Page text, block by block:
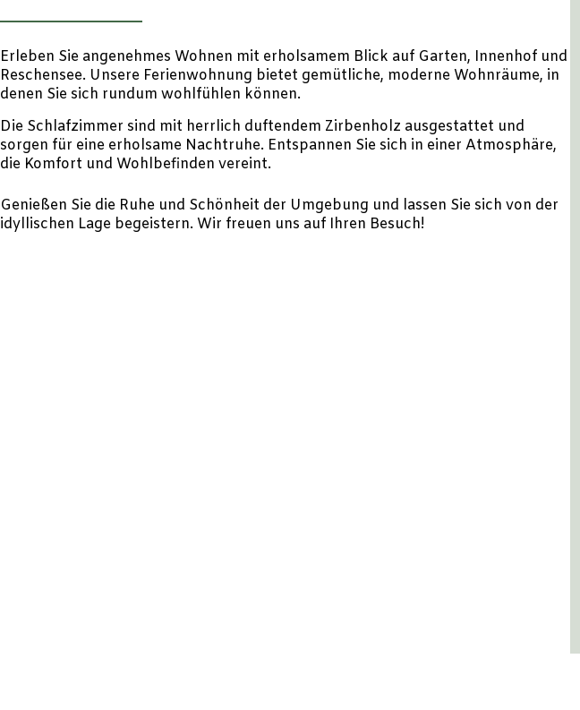
Erleben Sie angenehmes Wohnen mit erholsamem Blick auf Garten, Innenhof und
Reschensee. Unsere Ferienwohnung bietet gemütliche, moderne Wohnräume, in
denen Sie sich rundum wohlfühlen können.
Die Schlafzimmer sind mit herrlich duftendem Zirbenholz ausgestattet und
sorgen für eine erholsame Nachtruhe. Entspannen Sie sich in einer Atmosphäre,
die Komfort und Wohlbefinden vereint.
Genießen Sie die Ruhe und Schönheit der Umgebung und lassen Sie sich von der
idyllischen Lage begeistern. Wir freuen uns auf Ihren Besuch!